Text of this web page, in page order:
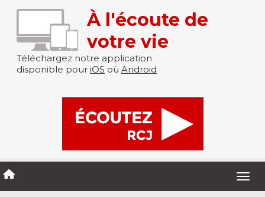
À l'écoute de
votre vie
Téléchargez notre application
disponible pour iOS où Android